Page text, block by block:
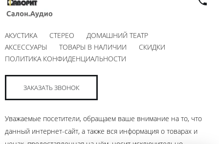
АКУСТИКА СТЕРЕО
ДОМАШНИЙ ТЕАТР
АКСЕССУАРЫ
ТОВАРЫ В НАЛИЧИИ
СКИДКИ
ПОЛИТИКА КОНФИДЕНЦИАЛЬНОСТИ
ЗАКАЗАТЬ ЗВОНОК
Уважаемые посетители, обращаем ваше внимание на то, что
данный интернет-сайт, а также вся информация о товарах и